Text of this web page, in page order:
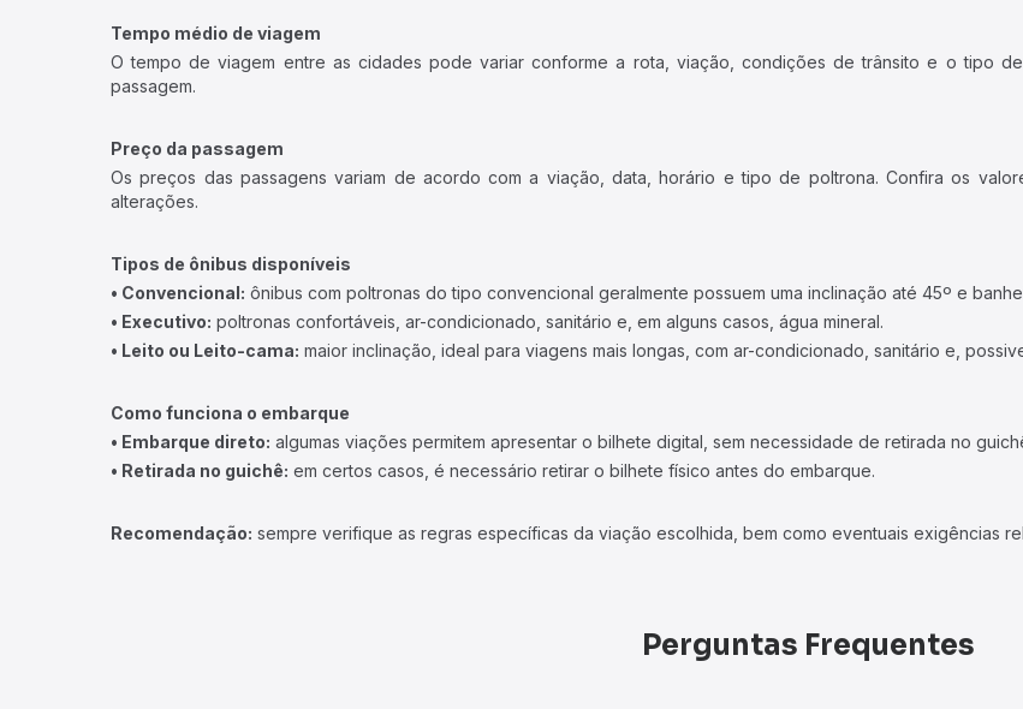
Tempo médio de viagem
O tempo de viagem entre as cidades pode variar conforme a rota, viação, condições de trânsito e o tipo
passagem.
Preço da passagem
Os preços das passagens variam de acordo com a viação, data, horário e tipo de poltrona. Confira os
alterações.
Tipos de ônibus disponíveis
• Convencional: ônibus com poltronas do tipo convencional geralmente possuem uma inclinação até 45º e
• Executivo: poltronas confortáveis, ar-condicionado, sanitário e, em alguns casos, água mineral.
• Leito ou Leito-cama: maior inclinação, ideal para viagens mais longas, com ar-condicionado, sanitário e,
Como funciona o embarque
• Embarque direto: algumas viações permitem apresentar o bilhete digital, sem necessidade de retirada no
• Retirada no guichê: em certos casos, é necessário retirar o bilhete físico antes do embarque.
Recomendação: sempre verifique as regras específicas da viação escolhida, bem como eventuais exigências
Perguntas Frequentes